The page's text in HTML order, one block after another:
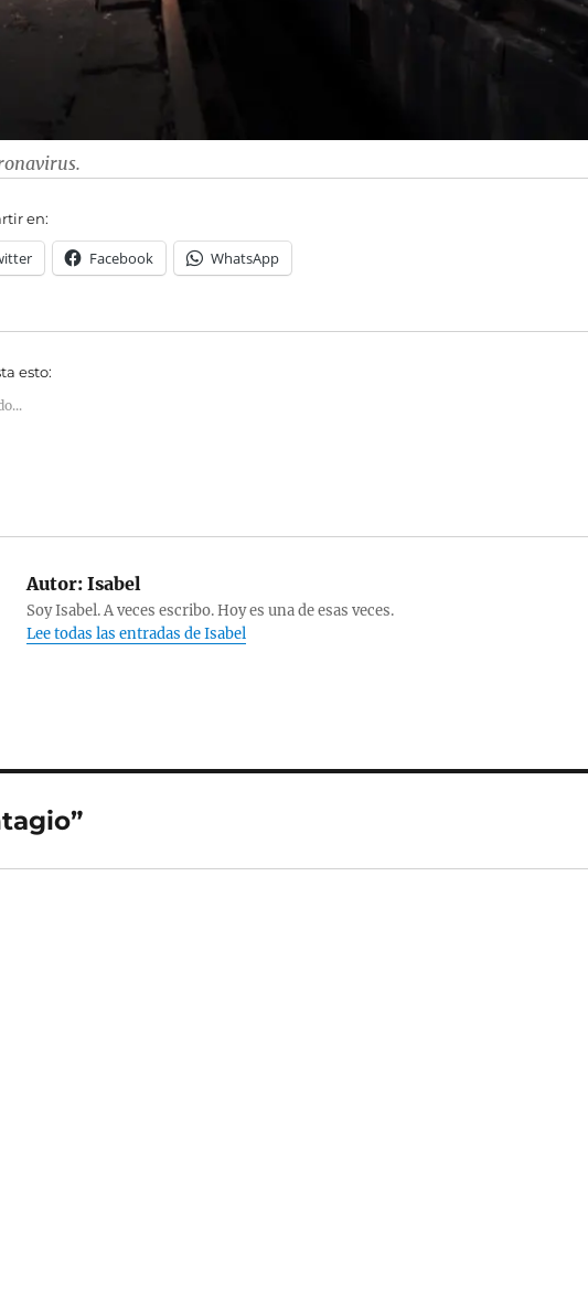
en:
Facebook WhatsApp
esto:
Autor:Isabel
Soy Isabel. A veces escribo. Hoy es una de esas veces.
Lee todas las entradas de Isabel